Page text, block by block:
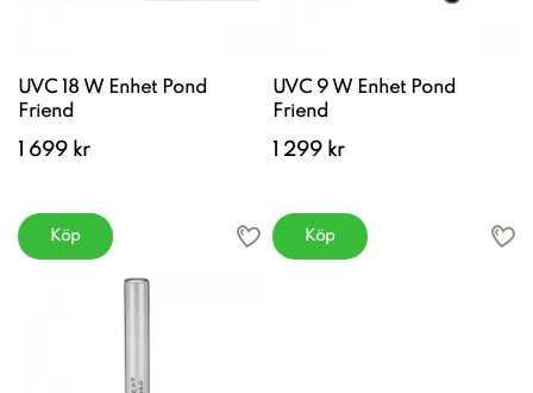
UVC 18 W Enhet Pond
Friend
1 699 kr
Köp
UVC 9 W Enhet Pond
Friend
1 299 kr
Köp